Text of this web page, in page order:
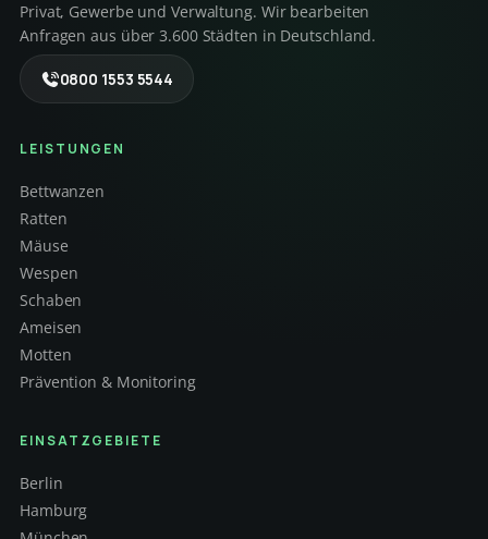
Privat, Gewerbe und Verwaltung. Wir bearbeiten
Anfragen aus über 3.600 Städten in Deutschland.
0800 1553 5544
LEISTUNGEN
Bettwanzen
Ratten
Mäuse
Wespen
Schaben
Ameisen
Motten
Prävention & Monitoring
EINSATZGEBIETE
Berlin
Hamburg